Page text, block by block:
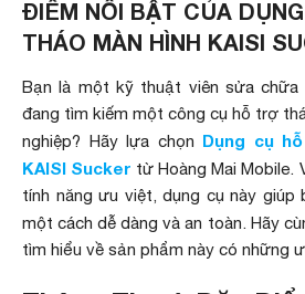
ĐIỂM NỔI BẬT CỦA
THÁO MÀN HÌNH KAISI
Bạn là một kỹ thuật viên sửa
đang tìm kiếm một công cụ hỗ trợ
nghiệp? Hãy lựa chọn Dụng cụ
KAISI Sucker từ Hoàng Mai Mobile.
tính năng ưu việt, dụng cụ này giúp
một cách dễ dàng và an toàn. Hãy
tìm hiểu về sản phẩm này có những